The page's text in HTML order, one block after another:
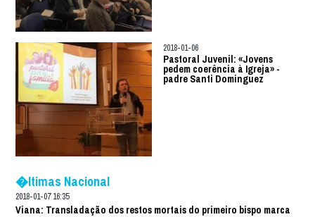
2018-01-06
Pastoral Juvenil: «Jovens
pedem coerência à Igreja» -
padre Santi Dominguez
�ltimas Nacional
2018-01-07 16:35
Viana: Transladação dos restos mortais do primeiro bispo marca